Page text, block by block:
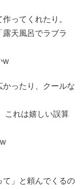
ってくれたり。
天風呂でラブラ
w
ったり、クールな
これは嬉しい誤算
て」と頼んでくるの